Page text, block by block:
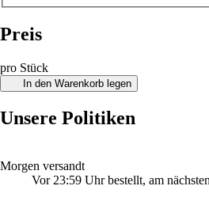
Preis
pro Stück
In den Warenkorb legen
Unsere Politiken
Morgen versandt
Vor 23:59 Uhr bestellt, am